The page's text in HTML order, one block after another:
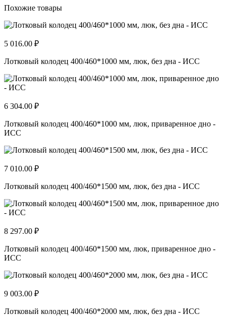
Похожие товары
5 016.00 ₽
Лотковый колодец 400/460*1000 мм, люк, без дна - ИСС
6 304.00 ₽
Лотковый колодец 400/460*1000 мм, люк, приваренное дно -
ИСС
7 010.00 ₽
Лотковый колодец 400/460*1500 мм, люк, без дна - ИСС
8 297.00 ₽
Лотковый колодец 400/460*1500 мм, люк, приваренное дно -
ИСС
9 003.00 ₽
Лотковый колодец 400/460*2000 мм, люк, без дна - ИСС